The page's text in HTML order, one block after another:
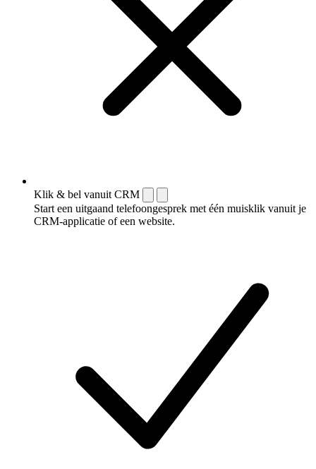
Klik & bel vanuit CRM
Start een uitgaand telefoongesprek met één muisklik vanuit je
CRM-applicatie of een website.